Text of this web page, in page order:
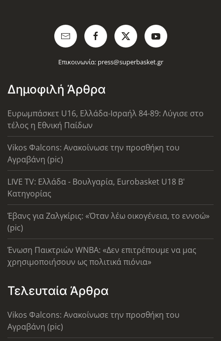
Επικοινωνία: press@superbasket.gr
Δημοφιλή Άρθρα
Ευρωμπάσκετ U16, Ελλάδα-Ισραήλ 84-89: Λύγισε στο
τέλος η Εθνική Παίδων
Vikos Φalcons: Ανακοίνωσε την προσθήκη του
Αγραβάνη (pic)
LIVE TV: Ελλάδα - Βουλγαρία, Eurobasket U18 Β'
Κατηγορίας
Έβανς για Ζαλγκίρις: «Όταν λέω οικογένεια, το εννοώ»
(pic)
Ένωση Παικτριών WNBA: «Δεν επιτρέπουμε να μας
χρησιμοποιήσουν ως πολιτικά πιόνια»
Τελευταία Άρθρα
Vikos Φalcons: Ανακοίνωσε την προσθήκη του
Αγραβάνη (pic)